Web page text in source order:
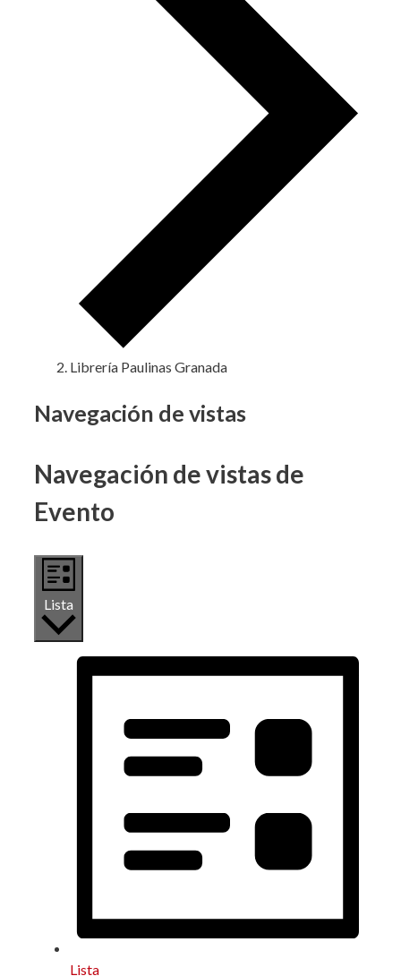
Librería Paulinas Granada
Eventos
Navegación de vistas
Navegación de vistas de
Evento
Lista
Lista